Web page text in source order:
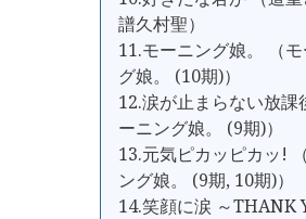
譜久村聖）
11.モーニング娘。 （
グ娘。 (10期)）
12.涙が止まらない放課
ーニング娘。 (9期)）
13.元気ピカッピカッ!
ング娘。 (9期, 10期)）
14.笑顔に涙 ～THANK